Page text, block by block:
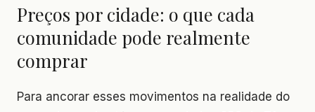
Preços por cidade: o que cada
comunidade pode realmente
comprar
Para ancorar esses movimentos na realidade do